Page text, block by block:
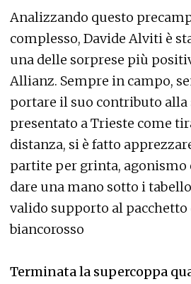
Analizzando questo
complesso, Davide Alviti è
una delle sorprese più
Allianz. Sempre in campo,
portare il suo contributo alla
presentato a Trieste come
distanza, si è fatto
partite per grinta, agonismo
dare una mano sotto i
valido supporto al
biancorosso
Terminata la supercoppa